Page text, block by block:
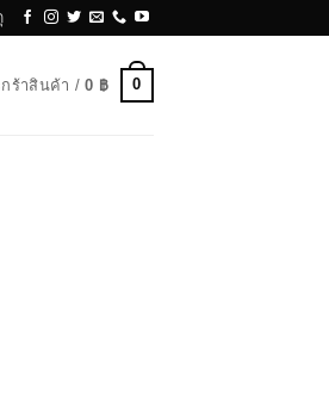
กร้าสินค้า /0 ฿ 0